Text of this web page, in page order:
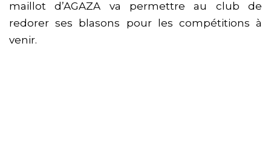
maillot d’AGAZA va permettre au club de
redorer ses blasons pour les compétitions à
venir.